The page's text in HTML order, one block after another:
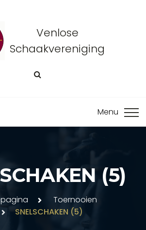
Venlose
Schaakvereniging
(5)
Toernooien
SNELSCHAKEN (5)